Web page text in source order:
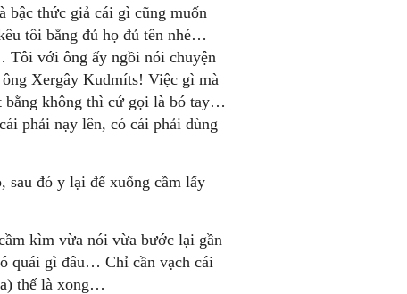
thức giả cái gì cũng muốn
tôi bằng đủ họ đủ tên nhé…
Tôi với ông ấy ngồi nói chuyện
Xergây Kudmíts! Việc gì mà
bằng không thì cứ gọi là bó tay…
phải nạy lên, có cái phải dùng
sau đó y lại để xuống cầm lấy
kìm vừa nói vừa bước lại gần
quái gì đâu… Chỉ cần vạch cái
thế là xong…